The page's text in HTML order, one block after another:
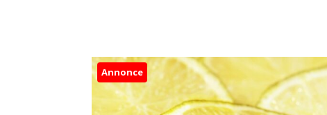
Annonce